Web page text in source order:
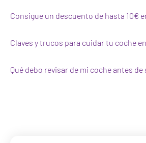
Consigue un descuento de hasta 10€
Claves y trucos para cuidar tu coche
Qué debo revisar de mi coche antes de